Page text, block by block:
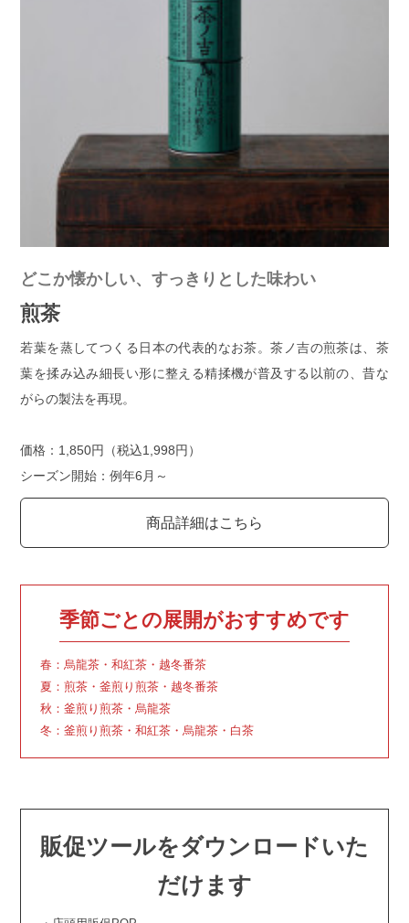
どこか懐かしい、すっきりとした味わい
煎茶
若葉を蒸してつくる日本の代表的なお茶。茶ノ吉の煎茶は、茶
葉を揉み込み細長い形に整える精揉機が普及する以前の、昔な
がらの製法を再現。
価格：1,850円（税込1,998円）
シーズン開始：例年6月～
商品詳細はこちら
季節ごとの展開がおすすめです
春：烏龍茶・和紅茶・越冬番茶
夏：煎茶・釜煎り煎茶・越冬番茶
秋：釜煎り煎茶・烏龍茶
冬：釜煎り煎茶・和紅茶・烏龍茶・白茶
販促ツールをダウンロードいた
だけます